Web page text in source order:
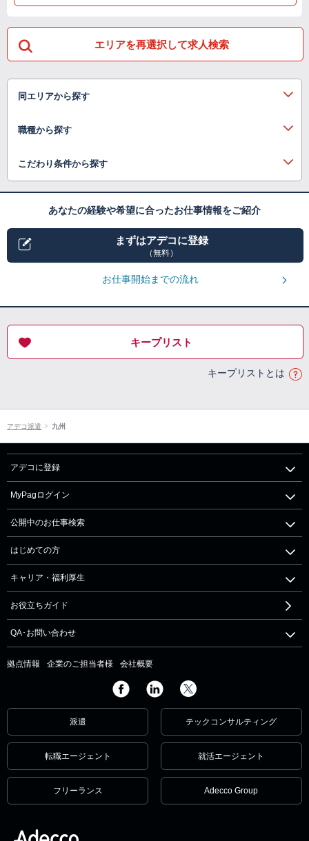
エリアを再選択して求人検索
同エリアから探す
職種から探す
こだわり条件から探す
あなたの経験や希望に合ったお仕事情報をご紹介
まずはアデコに登録
（無料）
お仕事開始までの流れ
キープリスト
キープリストとは
アデコ派遣 九州
アデコに登録
MyPagログイン
公開中のお仕事検索
はじめての方
キャリア・福利厚生
お役立ちガイド
QA･お問い合わせ
拠点情報 企業のご担当者様 会社概要
派遣 テックコンサルティング
転職エージェント 就活エージェント
フリーランス Adecco Group